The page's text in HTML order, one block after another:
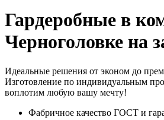
Гардеробные в
Черноголовке на
Идеальные решения от эконом до
Изготовление по индивидуальным
воплотим любую вашу мечту!
Фабричное качество ГОСТ и